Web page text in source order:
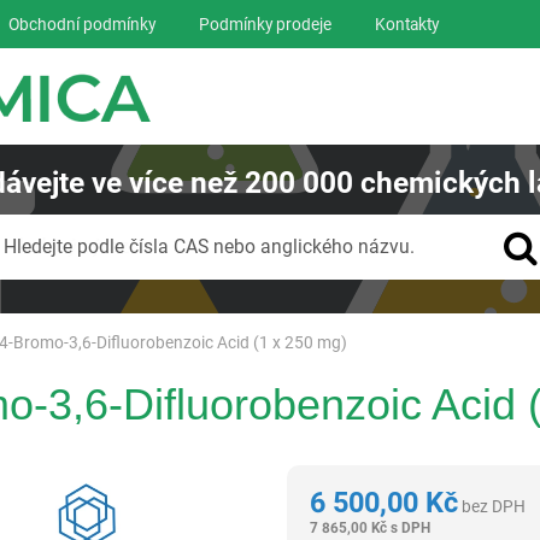
Bromo-3,6-Difluorobenzoic Acid (1 x 250 mg)
3,6-Difluorobenzoic Acid
6 500,00 Kč bez DPH
7 865,00 Kč s DPH
Obchodní podmínky Podmínky prodeje Kontakty
ve více než200 000 chemických
Hledejte podle čísla CAS nebo anglického názvu.